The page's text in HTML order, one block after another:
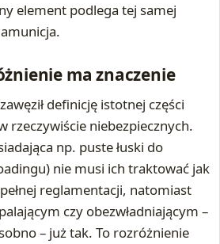
element podlega tej samej
ma znaczenie
definicję istotnej części
rzeczywiście niebezpiecznych.
np. puste łuski do
nie musi ich traktować jak
reglamentacji, natomiast
czy obezwładniającym –
– już tak. To rozróżnienie